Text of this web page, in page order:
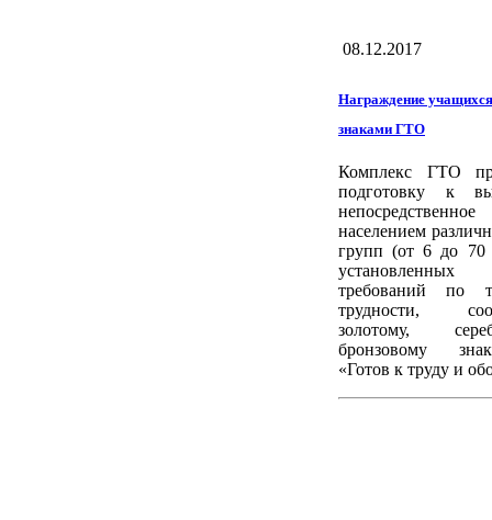
08.12.2017
Награждение
знаками ГТО
Комплекс ГТО
подготовку к
населением
групп (от 6 до 70
установленных
требований по
трудности,
золотому,
бронзовому
«Готов к труду и